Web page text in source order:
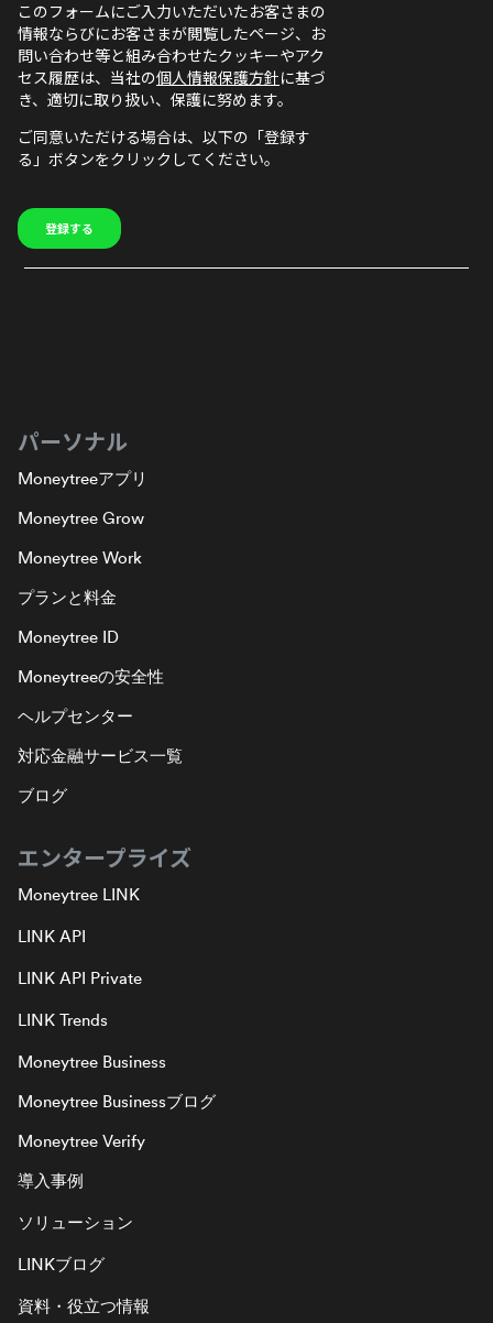
パーソナル
Moneytreeアプリ
Moneytree Grow
Moneytree Work
プランと料金
Moneytree ID
Moneytreeの安全性
ヘルプセンター
対応金融サービス一覧
ブログ
エンタープライズ
Moneytree LINK
LINK API
LINK API Private
LINK Trends
Moneytree Business
Moneytree Businessブログ
Moneytree Verify
導入事例
ソリューション
LINKブログ
資料・役立つ情報